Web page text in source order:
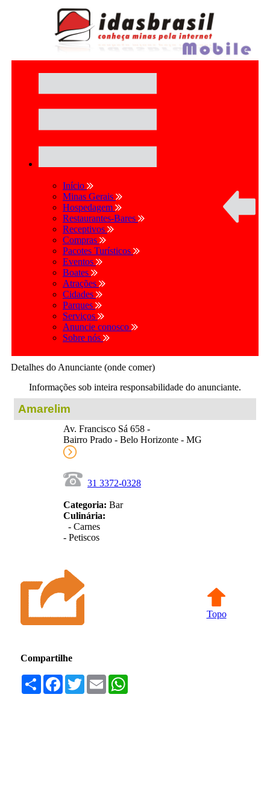
Início
Minas Gerais
Hospedagem
Restaurantes-Bares
Receptivos
Compras
Pacotes Turísticos
Eventos
Boates
Atrações
Cidades
Parques
Serviços
Anuncie conosco
Sobre nós
Detalhes do Anunciante (onde comer)
Informações sob inteira responsabilidade do anunciante.
Amarelim
Av. Francisco Sá 658 -
Bairro Prado - Belo Horizonte - MG
31 3372-0328
Categoria: Bar
Culinária:
- Carnes
- Petiscos
Topo
Compartilhe
Compartilhar
Facebook
TwitterEmail